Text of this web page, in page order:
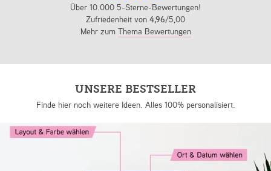
Über 10.000 5-Sterne-Bewertungen!
Zufriedenheit von 4,96/5,00
Mehr zum Thema Bewertungen
UNSERE BESTSELLER
Finde hier noch weitere Ideen. Alles 100% personalisiert.